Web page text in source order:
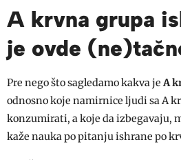
A krvna grupa
je ovde
Pre nego što sagledamo kakva jeA
odnosno koje namirnice ljudi sa A
konzumirati, a koje da izbegavaju,
kaže nauka po pitanju ishrane po